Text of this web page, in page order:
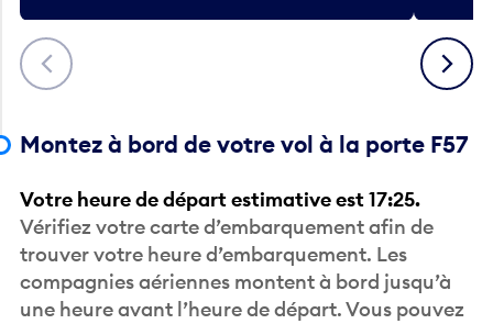
Précédent Suivant
Montez à bord de votre vol à la porte F57
Votre heure de départ estimative est 17:25.
Vérifiez votre carte d’embarquement afin de
trouver votre heure d’embarquement. Les
compagnies aériennes montent à bord jusqu’à
une heure avant l’heure de départ. Vous pouvez